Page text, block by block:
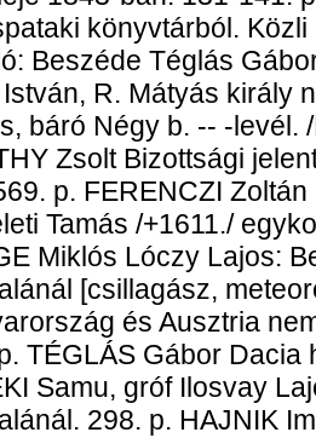
könyvtárból.
Beszéde Téglás
R. Mátyás király
báró Négy b. -- -levél.
Zsolt Bizottsági
p. FERENCZI
Tamás /+1611./
Miklós Lóczy Lajos:
[csillagász,
és Ausztria
TÉGLÁS Gábor
Samu, gróf Ilosvay
298. p. HAJNIK